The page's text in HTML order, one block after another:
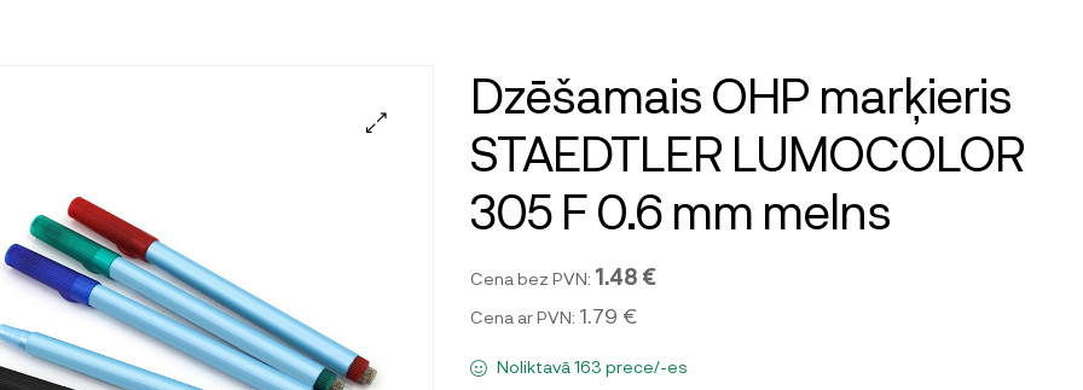
Dzēšamais OHP marķieris
STAEDTLER LUMOCOLOR
305 F 0.6 mm melns
Cena bez PVN: 1.48 €
Cena ar PVN: 1.79 €
Noliktavā 163 prece/-es